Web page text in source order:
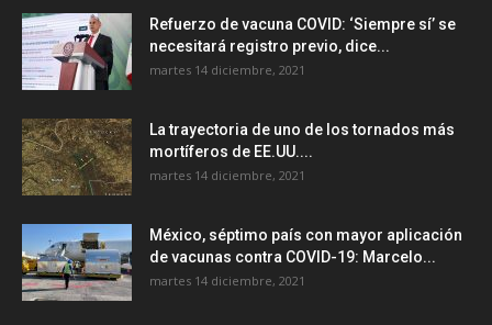
Refuerzo de vacuna COVID: ‘Siempre sí’ se
necesitará registro previo, dice...
martes 14 diciembre, 2021
La trayectoria de uno de los tornados más
mortíferos de EE.UU....
martes 14 diciembre, 2021
México, séptimo país con mayor aplicación
de vacunas contra COVID-19: Marcelo...
martes 14 diciembre, 2021